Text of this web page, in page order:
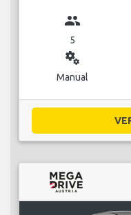
group
5
miscellaneous_services
Manual